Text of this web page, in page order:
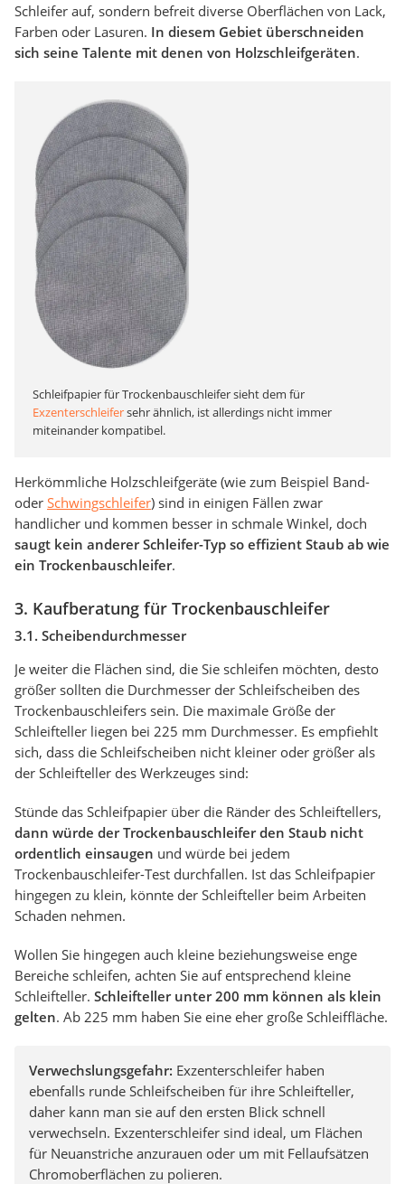
Schleifer auf, sondern befreit diverse Oberflächen von Lack,
Farben oder Lasuren. In diesem Gebiet überschneiden
sich seine Talente mit denen von Holzschleifgeräten.
Schleifpapier für Trockenbauschleifer sieht dem für
Exzenterschleifersehr ähnlich, ist allerdings nicht immer
miteinander kompatibel.
Herkömmliche Holzschleifgeräte (wie zum Beispiel Band-
oder Schwingschleifer) sind in einigen Fällen zwar
handlicher und kommen besser in schmale Winkel, doch
saugt kein anderer Schleifer-Typ so effizient Staub ab wie
ein Trockenbauschleifer.
3. Kaufberatung für Trockenbauschleifer
3.1. Scheibendurchmesser
Je weiter die Flächen sind, die Sie schleifen möchten, desto
größer sollten die Durchmesser der Schleifscheiben des
Trockenbauschleifers sein. Die maximale Größe der
Schleifteller liegen bei 225 mm Durchmesser. Es empfiehlt
sich, dass die Schleifscheiben nicht kleiner oder größer als
der Schleifteller des Werkzeuges sind:
Stünde das Schleifpapier über die Ränder des Schleiftellers,
dann würde der Trockenbauschleifer den Staub nicht
ordentlich einsaugen und würde bei jedem
Trockenbauschleifer-Test durchfallen. Ist das Schleifpapier
hingegen zu klein, könnte der Schleifteller beim Arbeiten
Schaden nehmen.
Wollen Sie hingegen auch kleine beziehungsweise enge
Bereiche schleifen, achten Sie auf entsprechend kleine
Schleifteller. Schleifteller unter 200 mm können als klein
gelten. Ab 225 mm haben Sie eine eher große Schleiffläche.
Verwechslungsgefahr: Exzenterschleifer haben
ebenfalls runde Schleifscheiben für ihre Schleifteller,
daher kann man sie auf den ersten Blick schnell
verwechseln. Exzenterschleifer sind ideal, um Flächen
für Neuanstriche anzurauen oder um mit Fellaufsätzen
Chromoberflächen zu polieren.